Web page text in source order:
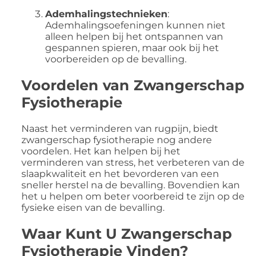
Ademhalingstechnieken:
Ademhalingsoefeningen kunnen niet
alleen helpen bij het ontspannen van
gespannen spieren, maar ook bij het
voorbereiden op de bevalling.
Voordelen van Zwangerschap
Fysiotherapie
Naast het verminderen van rugpijn, biedt
zwangerschap fysiotherapie nog andere
voordelen. Het kan helpen bij het
verminderen van stress, het verbeteren van de
slaapkwaliteit en het bevorderen van een
sneller herstel na de bevalling. Bovendien kan
het u helpen om beter voorbereid te zijn op de
fysieke eisen van de bevalling.
Waar Kunt U Zwangerschap
Fysiotherapie Vinden?